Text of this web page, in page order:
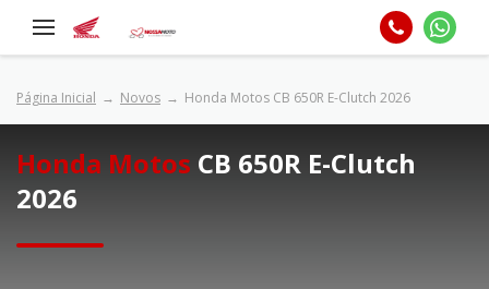
Página Inicial Novos Honda Motos CB 650R E-Clutch 2026
Honda Motos CB 650R E-Clutch
2026